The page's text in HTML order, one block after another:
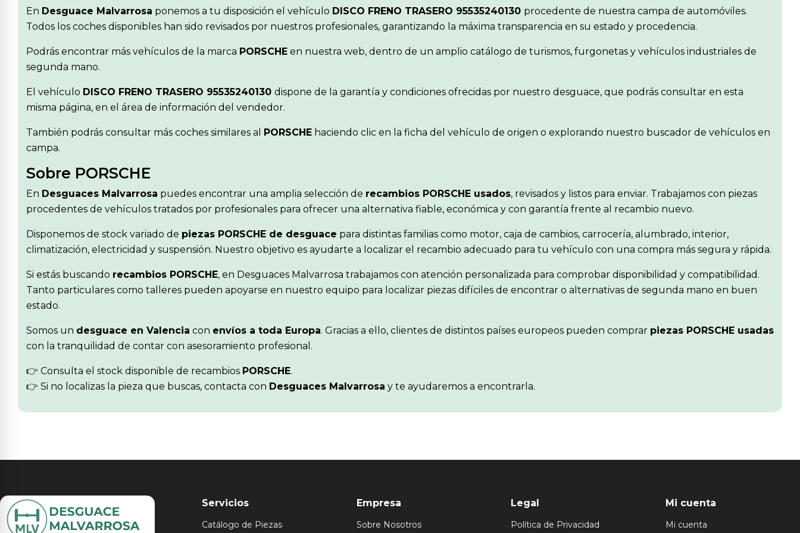
En Desguace Malvarrosa ponemos a tu disposición el vehículo DISCO FRENO TRASERO 95535240130 procedente de nuestra campa de automóviles.
Todos los coches disponibles han sido revisados por nuestros profesionales, garantizando la máxima transparencia en su estado y procedencia.
Podrás encontrar más vehículos de la marca PORSCHE en nuestra web, dentro de un amplio catálogo de turismos, furgonetas y vehículos industriales de
segunda mano.
El vehículo DISCO FRENO TRASERO 95535240130 dispone de la garantía y condiciones ofrecidas por nuestro desguace, que podrás consultar en esta
misma página, en el área de información del vendedor.
También podrás consultar más coches similares al PORSCHE haciendo clic en la ficha del vehículo de origen o explorando nuestro buscador de vehículos en
campa.
Sobre PORSCHE
En Desguaces Malvarrosa puedes encontrar una amplia selección de recambios PORSCHE usados, revisados y listos para enviar. Trabajamos con piezas
procedentes de vehículos tratados por profesionales para ofrecer una alternativa fiable, económica y con garantía frente al recambio nuevo.
Disponemos de stock variado de piezas PORSCHE de desguace para distintas familias como motor, caja de cambios, carrocería, alumbrado, interior,
climatización, electricidad y suspensión. Nuestro objetivo es ayudarte a localizar el recambio adecuado para tu vehículo con una compra más segura y rápida.
Si estás buscando recambios PORSCHE, en Desguaces Malvarrosa trabajamos con atención personalizada para comprobar disponibilidad y compatibilidad.
Tanto particulares como talleres pueden apoyarse en nuestro equipo para localizar piezas difíciles de encontrar o alternativas de segunda mano en buen
estado.
Somos un desguace en Valencia con envíos a toda Europa. Gracias a ello, clientes de distintos países europeos pueden comprar piezas PORSCHE usadas
con la tranquilidad de contar con asesoramiento profesional.
👉 Consulta el stock disponible de recambios PORSCHE.
👉 Si no localizas la pieza que buscas, contacta con Desguaces Malvarrosa y te ayudaremos a encontrarla.
Servicios
Catálogo de Piezas
Empresa
Sobre Nosotros
Legal
Política de Privacidad
Mi cuenta
Mi cuenta